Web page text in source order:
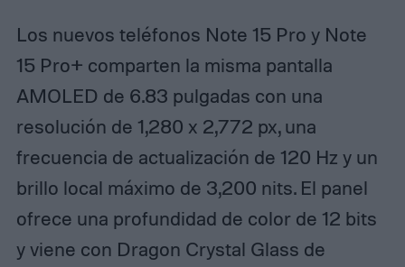
Los nuevos teléfonos Note 15 Pro y Note
15 Pro+ comparten la misma pantalla
AMOLED de 6.83 pulgadas con una
resolución de 1,280 x 2,772 px, una
frecuencia de actualización de 120 Hz y un
brillo local máximo de 3,200 nits. El panel
ofrece una profundidad de color de 12 bits
y viene con Dragon Crystal Glass de